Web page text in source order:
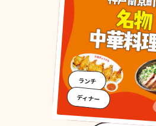
ランチ
ディナー